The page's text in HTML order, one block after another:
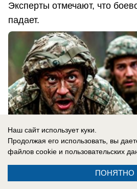
Эксперты отмечают, что
падает.
Наш сайт использует куки.
Продолжая его использовать, вы
файлов cookie и пользовательских
ПОНЯТНО